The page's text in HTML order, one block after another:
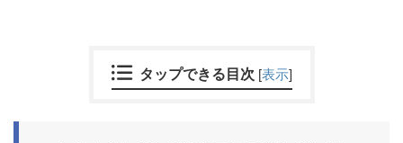
タップできる目次 [表示]